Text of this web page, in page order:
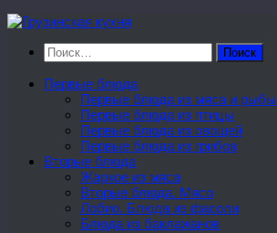
Перейти
содержимому
Найти:
Первые блюда
Первые блюда из мяса и рыбы
Первые блюда из птицы
Первые блюда из овощей
Первые блюда из грибов
Вторые блюда
Жаркое из мяса
Вторые блюда. Мясо
Лобио. Блюда из фасоли
Блюда из баклажанов